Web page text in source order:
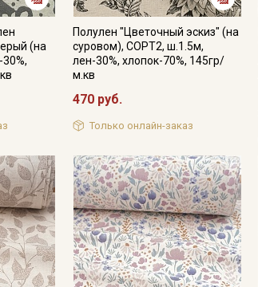
(на
Полулен "Цветочный эскиз" (на
суровом), СОРТ2, ш.1.5м,
лен-30%, хлопок-70%, 145гр/
м.кв
470 руб.
Только онлайн-заказ
от
на узкие